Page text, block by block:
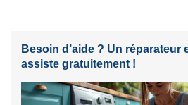
Besoin d’aide ? Un réparateur
assiste gratuitement !